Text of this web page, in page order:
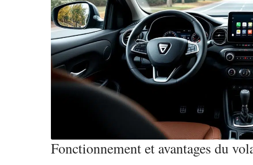
Fonctionnement et avantages du